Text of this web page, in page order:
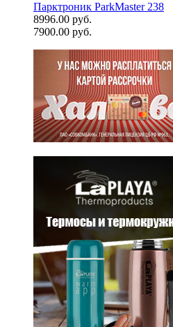
Парктроник ParkMaster 238
8996.00 руб.
7900.00 руб.